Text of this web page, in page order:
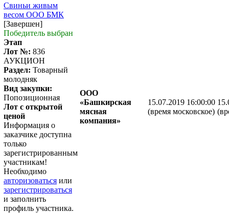
Свиньи живым
весом ООО БМК
[Завершен]
Победитель выбран
Этап
Лот №: 836
АУКЦИОН
Раздел: Товарный
молодняк
Вид закупки:
Попозиционная
Лот с открытой
ценой
Информация о
заказчике доступна
только
зарегистрированным
участникам!
Необходимо
авторизоваться или
зарегистрироваться
и заполнить
профиль участника.
ООО
«Башкирская
мясная
компания»
15.07.2019 16:00:00
(время московское)